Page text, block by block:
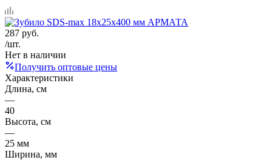
287 руб.
/шт.
Нет в наличии
Получить оптовые цены
Характеристики
Длина, см
—
40
Высота, см
—
25 мм
Ширина, мм